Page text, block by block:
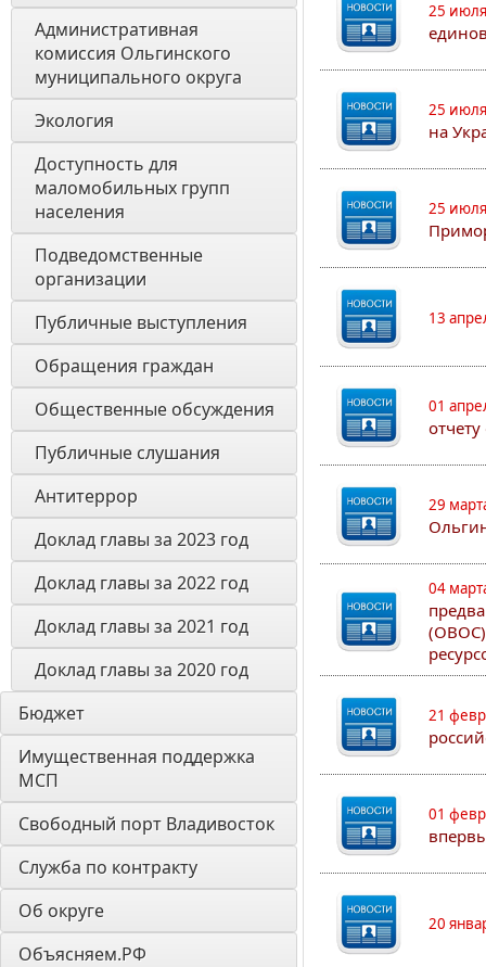
Административная
комиссия Ольгинского
муниципального округа
Экология
Доступность для
маломобильных групп
населения
Подведомственные
организации
Публичные выступления
Обращения граждан
Общественные обсуждения
Публичные слушания
Антитеррор
Доклад главы за 2023 год
Доклад главы за 2022 год
Доклад главы за 2021 год
Доклад главы за 2020 год
Бюджет
Имущественная поддержка
МСП
Свободный порт Владивосток
Служба по контракту
Об округе
Объясняем.РФ
25
25
на
25
13
01
29
04
21
01
20